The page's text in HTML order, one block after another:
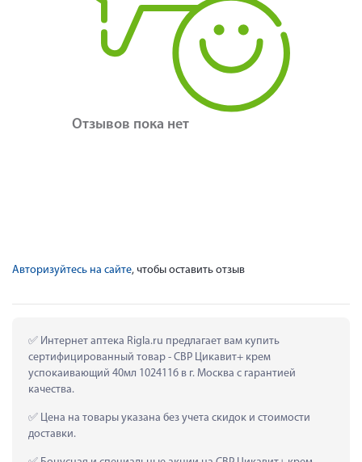
Отзывов пока нет
Авторизуйтесь на сайте, чтобы оставить отзыв
Интернет аптека Rigla.ru предлагает вам купить
сертифицированный товар - СВР Цикавит+ крем
успокаивающий 40мл 1024116 в г. Москва с гарантией
качества.
Цена на товары указана без учета скидок и стоимости
доставки.